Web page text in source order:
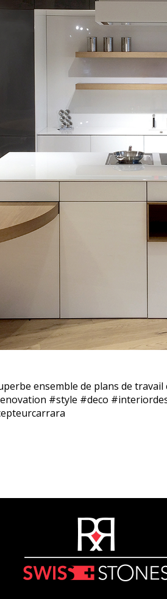
ensemble de plans de
#style #deco